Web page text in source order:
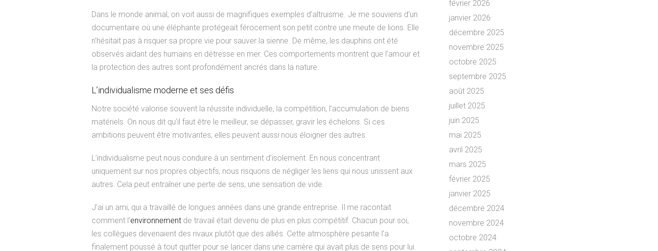
Dans le monde animal, on voit aussi de magnifiques exemples d’altruisme. Je me souviens d’un
documentaire où une éléphante protégeait férocement son petit contre une meute de lions. Elle
n’hésitait pas à risquer sa propre vie pour sauver la sienne. De même, les dauphins ont été
observés aidant des humains en détresse en mer. Ces comportements montrent que l’amour et
la protection des autres sont profondément ancrés dans la nature.
L’individualisme moderne et ses défis
Notre société valorise souvent la réussite individuelle, la compétition, l’accumulation de biens
matériels. On nous dit qu’il faut être le meilleur, se dépasser, gravir les échelons. Si ces
ambitions peuvent être motivantes, elles peuvent aussi nous éloigner des autres.
L’individualisme peut nous conduire à un sentiment d’isolement. En nous concentrant
uniquement sur nos propres objectifs, nous risquons de négliger les liens qui nous unissent aux
autres. Cela peut entraîner une perte de sens, une sensation de vide.
J’ai un ami, qui a travaillé de longues années dans une grande entreprise. Il me racontait
comment l’environnement de travail était devenu de plus en plus compétitif. Chacun pour soi,
les collègues devenaient des rivaux plutôt que des alliés. Cette atmosphère pesante l’a
finalement poussé à tout quitter pour se lancer dans une carrière qui avait plus de sens pour lui.
février 2026
janvier 2026
décembre 2025
novembre 2025
octobre 2025
septembre 2025
août 2025
juillet 2025
juin 2025
mai 2025
avril 2025
mars 2025
février 2025
janvier 2025
décembre 2024
novembre 2024
octobre 2024